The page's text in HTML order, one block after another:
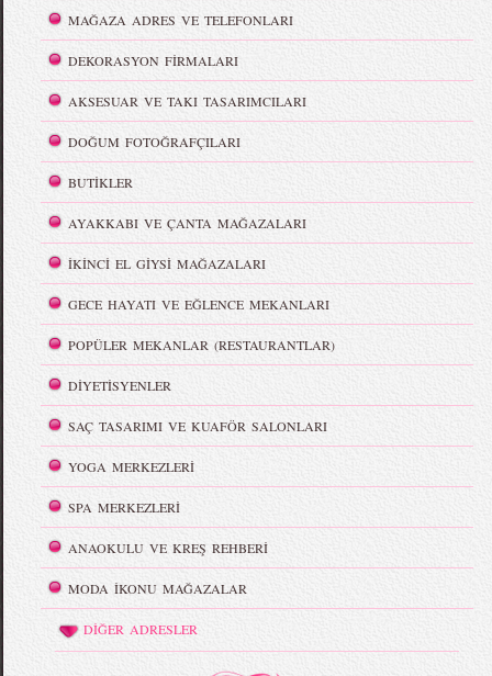
MAĞAZA ADRES VE TELEFONLARI
DEKORASYON FİRMALARI
AKSESUAR VE TAKI TASARIMCILARI
DOĞUM FOTOĞRAFÇILARI
BUTİKLER
AYAKKABI VE ÇANTA MAĞAZALARI
İKİNCİ EL GİYSİ MAĞAZALARI
GECE HAYATI VE EĞLENCE MEKANLARI
POPÜLER MEKANLAR (RESTAURANTLAR)
DİYETİSYENLER
SAÇ TASARIMI VE KUAFÖR SALONLARI
YOGA MERKEZLERİ
SPA MERKEZLERİ
ANAOKULU VE KREŞ REHBERİ
MODA İKONU MAĞAZALAR
DİĞER ADRESLER